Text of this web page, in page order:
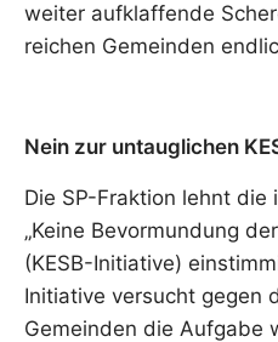
weiter aufklaffende
reichen Gemeinden
Nein zur untauglichen
Die SP-Fraktion lehnt die
„Keine Bevormundung
(KESB-Initiative)
Initiative versucht gegen
Gemeinden die Aufgabe